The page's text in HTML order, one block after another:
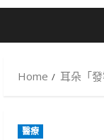
Home 耳朵「
醫療